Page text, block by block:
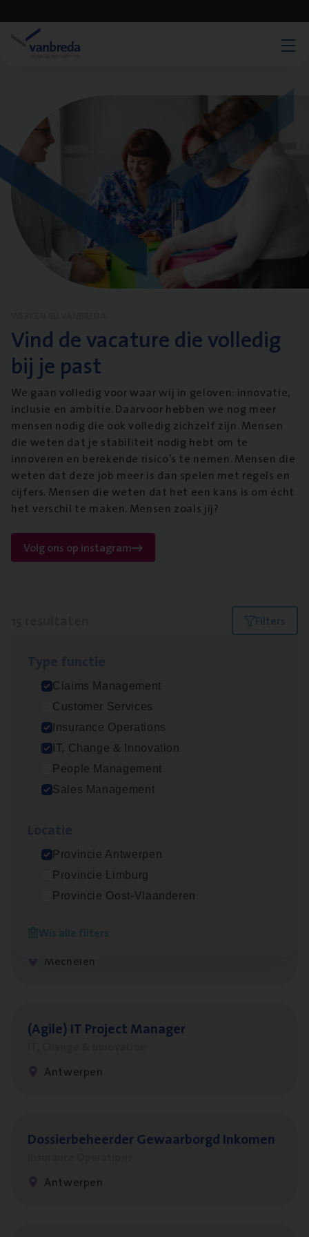
Vind de vacature die volledig
bij je past
We gaan volledig voor waar wij in geloven: innovatie,
inclusie en ambitie. Daarvoor hebben we nog meer
mensen nodig die ook volledig zichzelf zijn. Mensen
die weten dat je stabiliteit nodig hebt om te
innoveren en berekende risico’s te nemen. Mensen die
weten dat deze job meer is dan spelen met regels en
cijfers. Mensen die weten dat het een kans is om écht
het verschil te maken. Mensen zoals jij?
Volg ons op instagram
Filters
Claims Management
Customer Services
Insurance Operations
IT, Change & Innovation
People Management
Sales Management
Provincie Antwerpen
Provincie Limburg
Provincie Oost-Vlaanderen
Wis alle filters
Client Exe­cu­ti­ve Marine
Insurance Operations
Antwerpen
Dos­sier­be­heer­der Pro­per­ty verzekeringen
Dos­sier­be­heer­der Onder­ne­min­gen Van­b­
Insurance Operations
Mechelen
(Agi­le) ITPro­ject Manager
Antwerpen
Dos­sier­be­heer­der Gewaar­borgd Inkomen
Antwerpen